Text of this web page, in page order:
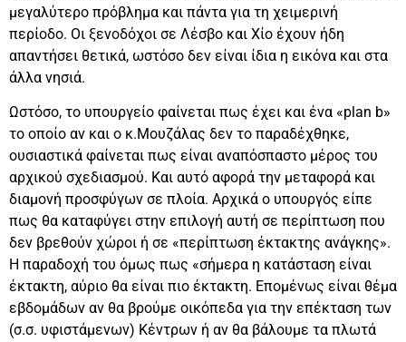
μεγαλύτερο πρόβλημα και πάντα για τη χειμερινή
περίοδο. Οι ξενοδόχοι σε Λέσβο και Χίο έχουν ήδη
απαντήσει θετικά, ωστόσο δεν είναι ίδια η εικόνα και στα
άλλα νησιά.
Ωστόσο, το υπουργείο φαίνεται πως έχει και ένα «plan b»
το οποίο αν και ο κ.Μουζάλας δεν το παραδέχθηκε,
ουσιαστικά φαίνεται πως είναι αναπόσπαστο μέρος του
αρχικού σχεδιασμού. Και αυτό αφορά την μεταφορά και
διαμονή προσφύγων σε πλοία. Αρχικά ο υπουργός είπε
πως θα καταφύγει στην επιλογή αυτή σε περίπτωση που
δεν βρεθούν χώροι ή σε «περίπτωση έκτακτης ανάγκης».
Η παραδοχή του όμως πως «σήμερα η κατάσταση είναι
έκτακτη, αύριο θα είναι πιο έκτακτη. Επομένως είναι θέμα
εβδομάδων αν θα βρούμε οικόπεδα για την επέκταση των
(σ.σ. υφιστάμενων) Κέντρων ή αν θα βάλουμε τα πλωτά